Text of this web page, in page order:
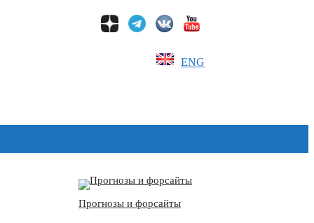
ENG
Прогнозы и форсайты